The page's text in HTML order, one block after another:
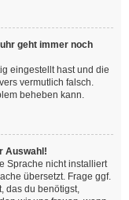
geht immer noch
eingestellt hast und die
vermutlich falsch.
beheben kann.
Auswahl!
Sprache nicht installiert
übersetzt. Frage ggf.
das du benötigst,